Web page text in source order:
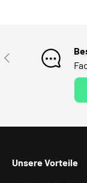
VORHERIGE
Unsere Vorteile